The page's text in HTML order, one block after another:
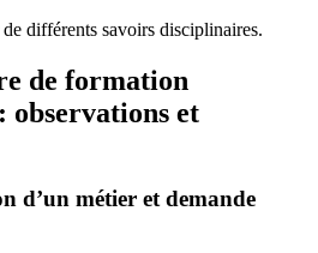
différents savoirs disciplinaires.
de formation
observations et
d’un métier et demande